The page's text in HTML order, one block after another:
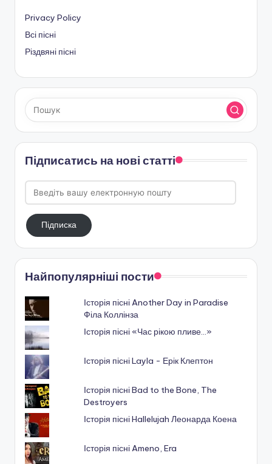
Privacy Policy
Всі пісні
Різдвяні пісні
Підписатись на нові статті
вашу
електронную
поштуПідписка
Найпопулярніші пости
Історія пісні Another Day in Paradise
Філа Коллінза
Історія пісні «Час рікою пливе…»
Історія пісні Layla - Ерік Клептон
Історія пісні Bad to the Bone, The
Destroyers
Історія пісні Hallelujah Леонарда Коена
Історія пісні Ameno, Era